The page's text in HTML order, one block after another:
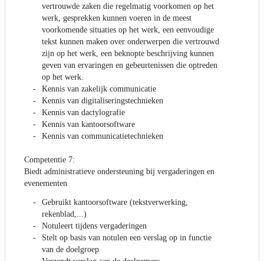
vertrouwde zaken die regelmatig voorkomen op het
werk, gesprekken kunnen voeren in de meest
voorkomende situaties op het werk, een eenvoudige
tekst kunnen maken over onderwerpen die vertrouwd
zijn op het werk, een beknopte beschrijving kunnen
geven van ervaringen en gebeurtenissen die optreden
op het werk.
Kennis van zakelijk communicatie
Kennis van digitaliseringstechnieken
Kennis van dactylografie
Kennis van kantoorsoftware
Kennis van communicatietechnieken
Competentie 7:
Biedt administratieve ondersteuning bij vergaderingen en
evenementen
Gebruikt kantoorsoftware (tekstverwerking,
rekenblad,...)
Notuleert tijdens vergaderingen
Stelt op basis van notulen een verslag op in functie
van de doelgroep